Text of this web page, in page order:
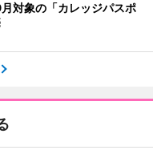
対象の「カレッジパスポ